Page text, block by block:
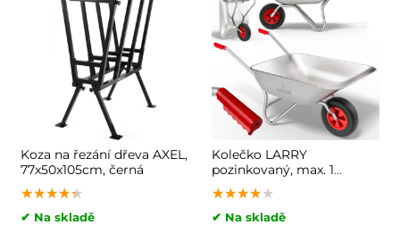
Koza na řezání dřeva AXEL,
77x50x105cm, černá
★★★★★
★★★★★
★★★★★
✔ Na skladě
Kolečko LARRY
pozinkovaný, max. 1
kapacita 80l/100kg,
stříbrná/černá
★★★★★
★★★★★
★★★★★
✔ Na skladě